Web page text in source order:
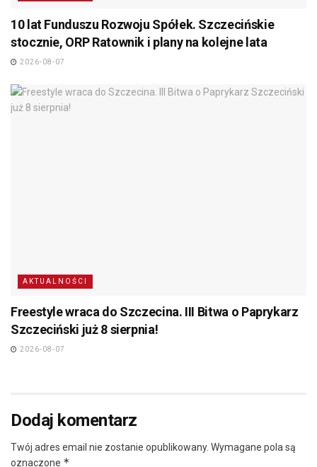
10 lat Funduszu Rozwoju Spółek. Szczecińskie
stocznie, ORP Ratownik i plany na kolejne lata
2026-08-07
AKTUALNOŚCI
Freestyle wraca do Szczecina. III Bitwa o Paprykarz
Szczeciński już 8 sierpnia!
2026-08-07
Dodaj komentarz
Twój adres email nie zostanie opublikowany. Wymagane pola są
oznaczone *